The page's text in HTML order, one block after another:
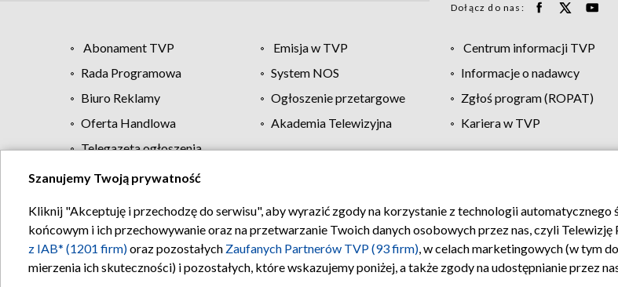
Dołącz do nas:
Abonament TVP Emisja w TVP Centrum informacji TVP
Rada Programowa
System NOS Informacje o nadawcy
Biuro Reklamy
Ogłoszenie przetargowe Zgłoś program (ROPAT)
Oferta Handlowa
Akademia Telewizyjna Kariera w TVP
Telegazeta ogłoszenia
Regulamin TVP Polityka prywatności Moje zgody
Szanujemy Twoją prywatność
Kliknij "Akceptuję i przechodzę do serwisu", aby wyrazić zgody na korzystanie z technologii
końcowym i ich przechowywanie oraz na przetwarzanie Twoich danych osobowych przez nas, czyli Telewizję
z IAB* (1201 firm)oraz pozostałych Zaufanych Partnerów TVP (93 firm), w celach marketingowych (w tym
mierzenia ich skuteczności) i pozostałych, które wskazujemy poniżej, a także zgody na udostępnianie przez